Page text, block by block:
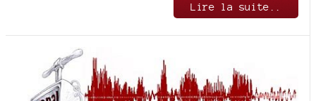
Lire la suite..